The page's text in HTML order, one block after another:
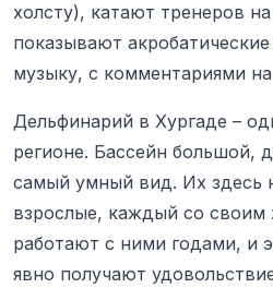
холсту), катают тренеров
показывают
музыку, с комментариями на
Дельфинарий в Хургаде –
регионе. Бассейн большой,
самый умный вид. Их здесь
взрослые, каждый со своим
работают с ними годами, и
явно получают